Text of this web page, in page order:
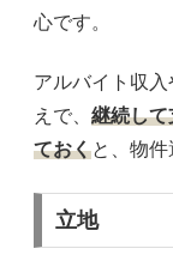
心です。
アルバイト収
えで、 継続して
ておくと、物件
立地